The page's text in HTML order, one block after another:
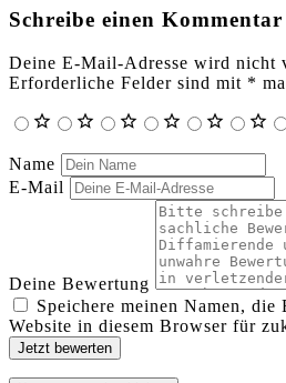
Schreibe einen Kommentar
Deine E-Mail-Adresse wird nicht
Erforderliche Felder sind mit *
Name
E-Mail
Deine Bewertung
Speichere meinen Namen,
Website in diesem Browser für
Jetzt bewerten